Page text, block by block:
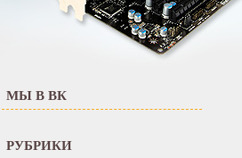
МЫ В ВК
РУБРИКИ